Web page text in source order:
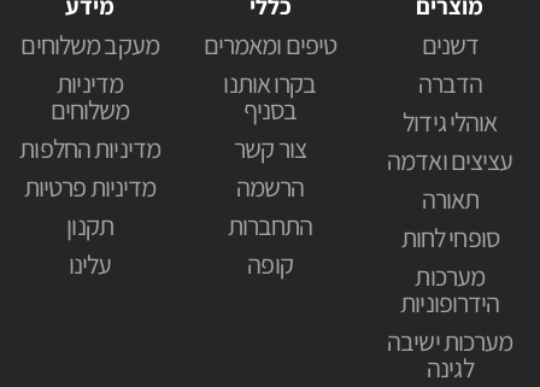
דשנים
הדברה
אוהלי גידול
עציצים ואדמה
תאורה
סופחי לחות
מערכות
הידרופוניות
מערכות ישיבה
לגינה
טיפים ומאמרים
בקרו אותנו
בסניף
צור קשר
הרשמה
התחברות
קופה
מעקב משלוחים
מדיניות
משלוחים
מדיניות החלפות
מדיניות פרטיות
תקנון
עלינו